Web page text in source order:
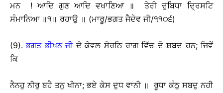
ਮਨ ! ਆਦਿ ਗੁਣ ਆਦਿ ਵਖਾਣਿਆ ॥ ਤੇਰੀ ਦੁਬਿਧਾ ਦ੍ਰਿਸਟਿ
ਸੰਮਾਨਿਆ ॥੧॥ ਰਹਾਉ ॥ (ਮਾਰੂ/ਭਗਤ ਜੈਦੇਵ ਜੀ/੧੧੦੬)
(9).ਭਗਤ ਭੀਖਨ ਜੀਦੇ ਕੇਵਲ ਸੋਰਠਿ ਰਾਗ ਵਿੱਚ ਦੋ ਸ਼ਬਦ ਹਨ; ਜਿਵੇਂ
ਕਿ
ਨੈਨਹੁ ਨੀਰੁ ਬਹੈ ਤਨੁ ਖੀਨਾ; ਭਏ ਕੇਸ ਦੁਧ ਵਾਨੀ ॥ ਰੂਧਾ ਕੰਠੁ ਸਬਦੁ ਨਹੀ